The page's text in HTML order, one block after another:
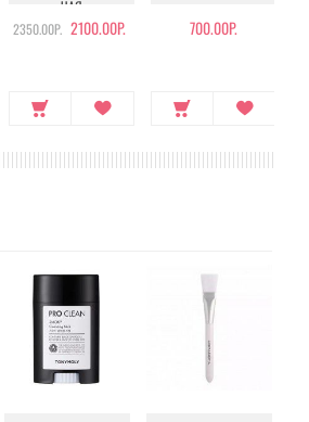
ЧАЯ
2350.00Р. 2100.00Р. 700.00Р.